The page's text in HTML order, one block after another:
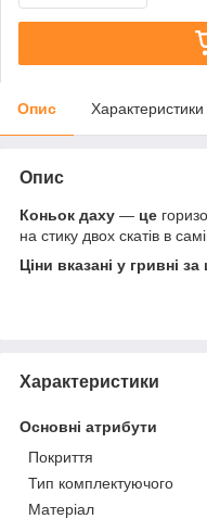
Опис Характеристики
Опис
Коньок даху — це
на стику двох скатів в
Ціни вказані у гривні
Характеристики
Основні атрибути
Покриття
Тип комплектуючого
Матеріал